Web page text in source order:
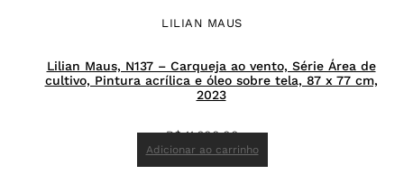
LILIAN MAUS
Lilian Maus, N137 – Carqueja ao vento, Série Área de
cultivo, Pintura acrílica e óleo sobre tela, 87 x 77 cm,
2023
R$11.600,00
Adicionar ao carrinho